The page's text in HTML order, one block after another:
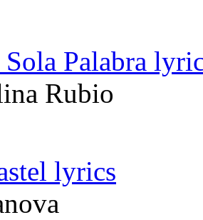
Palabra
Rubio
lyrics